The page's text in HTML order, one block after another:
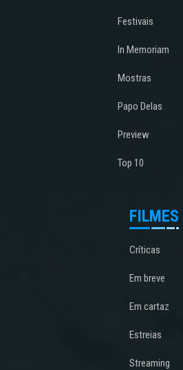
Festivais
In Memoriam
Mostras
Papo Delas
Preview
Top 10
FILMES
Críticas
Em breve
Em cartaz
Estreias
Streaming